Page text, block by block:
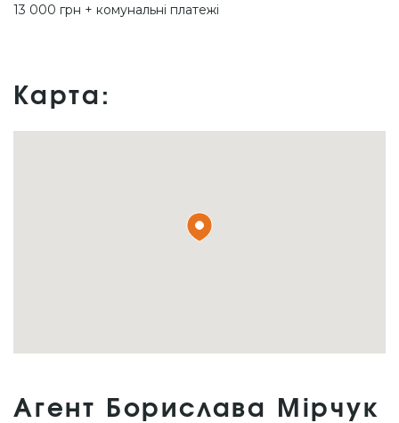
13 000 грн + комунальні платежі
Карта:
Агент Борислава Мірчук